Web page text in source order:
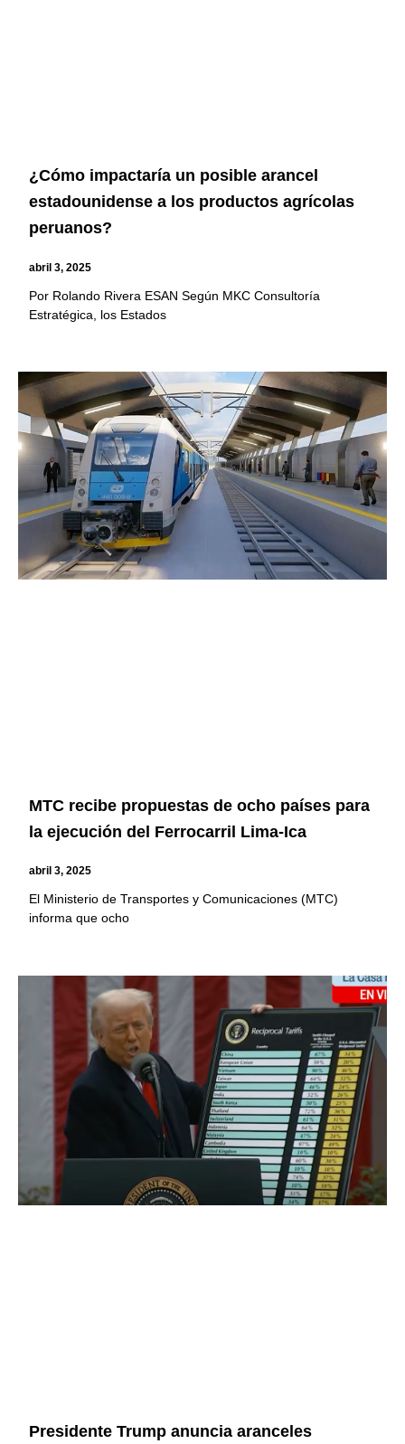
¿Cómo impactaría un posible arancel
estadounidense a los productos agrícolas
peruanos?
abril 3, 2025
Por Rolando Rivera ESAN Según MKC Consultoría
Estratégica, los Estados
MTC recibe propuestas de ocho países para
la ejecución del Ferrocarril Lima-Ica
abril 3, 2025
El Ministerio de Transportes y Comunicaciones (MTC)
informa que ocho
Presidente Trump anuncia aranceles